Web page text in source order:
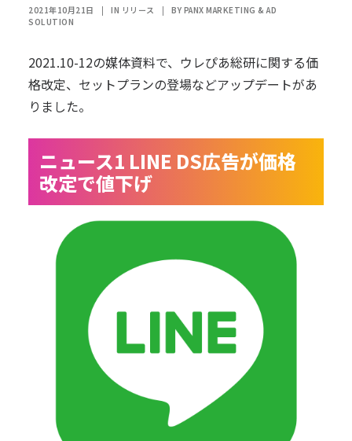
2021年10月21日 | IN リリース | BY PANX MARKETING & AD
SOLUTION
2021.10-12の媒体資料で、ウレぴあ総研に関する価
格改定、セットプランの登場などアップデートがあ
りました。
ニュース1 LINE DS広告が価格
改定で値下げ